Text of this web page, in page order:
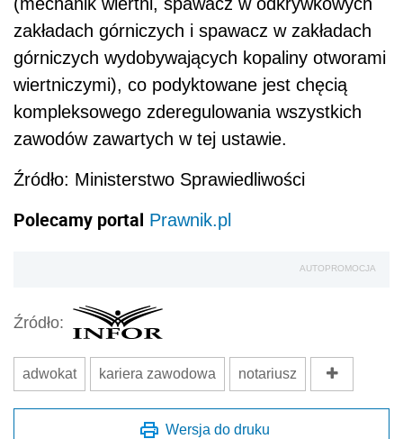
zakładach górniczych i spawacz w zakładach
górniczych wydobywających kopaliny otworami
wiertniczymi), co podyktowane jest chęcią
kompleksowego zderegulowania wszystkich
zawodów zawartych w tej ustawie.
Źródło: Ministerstwo Sprawiedliwości
Polecamy portal Prawnik.pl
AUTOPROMOCJA
Źródło:
adwokat kariera zawodowa notariusz
Wersja do druku